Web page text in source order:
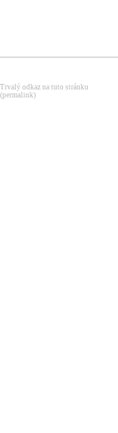
Trvalý odkaz na tuto stránku
(permalink)